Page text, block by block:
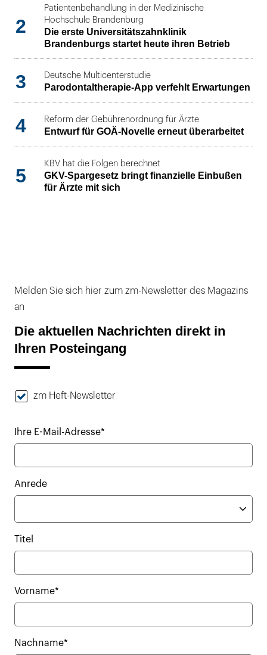
2
Patientenbehandlung in der Medizinische
Hochschule Brandenburg
Die erste Universitätszahnklinik
Brandenburgs startet heute ihren Betrieb
3 Deutsche Multicenterstudie
Parodontaltherapie-App verfehlt Erwartungen
4 Reform der Gebührenordnung für Ärzte
Entwurf für GOÄ-Novelle erneut überarbeitet
5
KBV hat die Folgen berechnet
GKV-Spargesetz bringt finanzielle Einbußen
für Ärzte mit sich
Melden Sie sich hier zum zm-Newsletter des Magazins
an
Die aktuellen Nachrichten direkt in
Ihren Posteingang
zm Heft-Newsletter
Ihre E-Mail-Adresse*
Anrede
Titel
Vorname*
Nachname*